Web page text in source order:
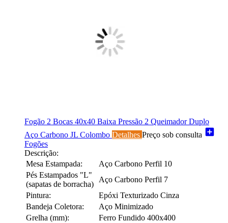
Fogão 2 Bocas 40x40 Baixa Pressão 2 Queimador Duplo
Aço Carbono JL Colombo Detalhes Preço sob consulta add_box
Fogões
Descrição:
Mesa Estampada:
Aço Carbono Perfil 10
Pés Estampados "L"
(sapatas de borracha)
Aço Carbono Perfil 7
Pintura:
Epóxi Texturizado Cinza
Bandeja Coletora:
Aço Minimizado
Grelha (mm):
Ferro Fundido 400x400